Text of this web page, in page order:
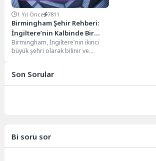
1 Yıl Önce 7811
Birmingham Şehir Rehberi:
İngiltere’nin Kalbinde Bir
Kültür ve Eğitim Merkezi
Birmingham, İngiltere'nin ikinci
büyük şehri olarak bilinir ve
Son Sorular
Bi soru sor